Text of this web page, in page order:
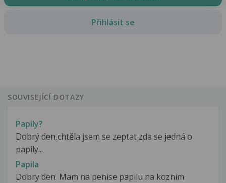
Přihlásit se
SOUVISEJÍCÍ DOTAZY
Papily?
Dobrý den,chtěla jsem se zeptat zda se jedná o
papily...
Papila
Dobry den. Mam na penise papilu na koznim